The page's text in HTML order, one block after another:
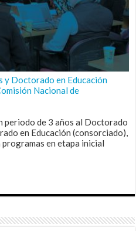
Doctorado en Educación
Nacional de
periodo de 3 años al Doctorado
en Educación (consorciado),
en etapa inicial